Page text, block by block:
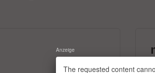
The requested content
Anzeige